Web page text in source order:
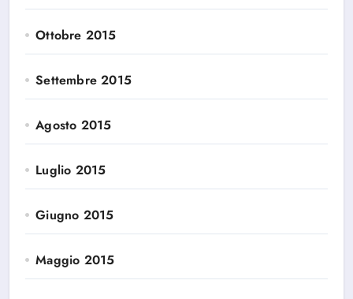
Ottobre 2015
Settembre 2015
Agosto 2015
Luglio 2015
Giugno 2015
Maggio 2015